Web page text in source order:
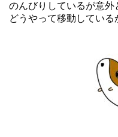
のんびりしているが意外
どうやって移動している